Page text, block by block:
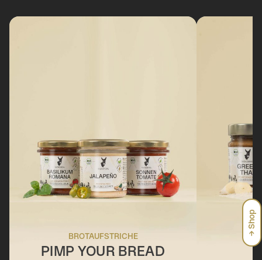
BROTAUFSTRICHE
PIMP YOUR BREAD
→ Shop